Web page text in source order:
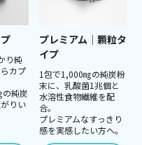
り純
カプ
純炭
りい
プレミアム│顆粒タ
イプ
1包で1,000㎎の純炭粉
末に、乳酸菌1兆個と
水溶性食物繊維を配
合。
プレミアムなすっきり
感を実感したい方へ。